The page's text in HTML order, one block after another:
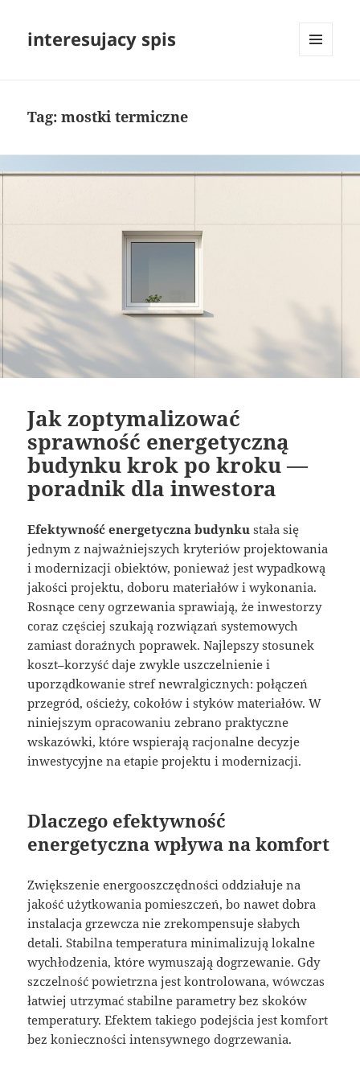
interesujacy spis
Tag:mostki termiczne
Jak zoptymalizować
sprawność energetyczną
budynku krok po kroku —
poradnik dla inwestora
Efektywność energetyczna budynku stała się
jednym z najważniejszych kryteriów projektowania
i modernizacji obiektów, ponieważ jest wypadkową
jakości projektu, doboru materiałów i wykonania.
Rosnące ceny ogrzewania sprawiają, że inwestorzy
coraz częściej szukają rozwiązań systemowych
zamiast doraźnych poprawek. Najlepszy stosunek
koszt–korzyść daje zwykle uszczelnienie i
uporządkowanie stref newralgicznych: połączeń
przegród, ościeży, cokołów i styków materiałów. W
niniejszym opracowaniu zebrano praktyczne
wskazówki, które wspierają racjonalne decyzje
inwestycyjne na etapie projektu i modernizacji.
Dlaczego efektywność
energetyczna wpływa na komfort
Zwiększenie energooszczędności oddziałuje na
jakość użytkowania pomieszczeń, bo nawet dobra
instalacja grzewcza nie zrekompensuje słabych
detali. Stabilna temperatura minimalizują lokalne
wychłodzenia, które wymuszają dogrzewanie. Gdy
szczelność powietrzna jest kontrolowana, wówczas
łatwiej utrzymać stabilne parametry bez skoków
temperatury. Efektem takiego podejścia jest komfort
bez konieczności intensywnego dogrzewania.